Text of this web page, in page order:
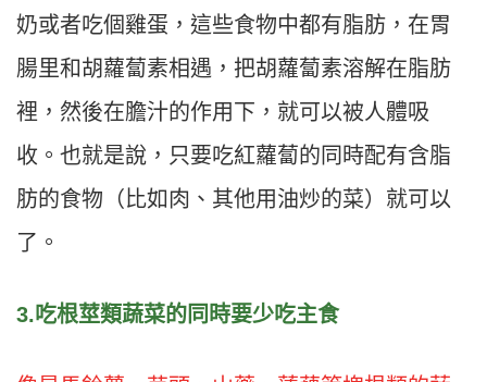
奶或者吃個雞蛋，這些食物中都有脂肪，在胃
腸里和胡蘿蔔素相遇，把胡蘿蔔素溶解在脂肪
裡，然後在膽汁的作用下，就可以被人體吸
收。也就是說，只要吃紅蘿蔔的同時配有含脂
肪的食物（比如肉、其他用油炒的菜）就可以
了。
3.吃根莖類蔬菜的同時要少吃主食